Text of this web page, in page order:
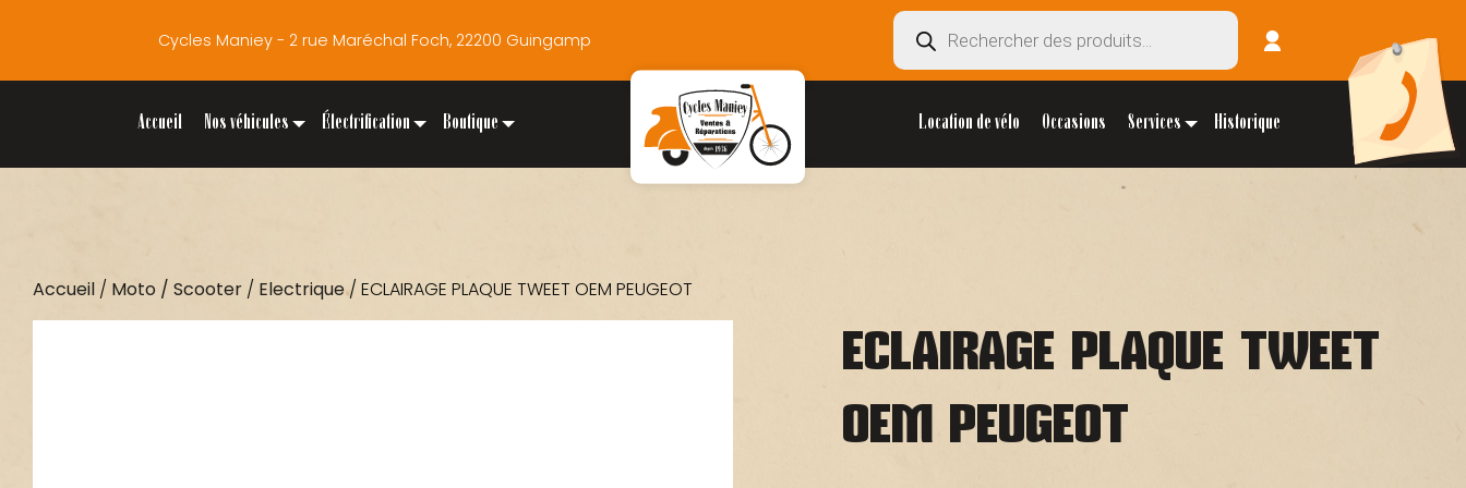
Cycles Maniey - 2 rue Maréchal Foch, 22200 Guingamp
Recherche
produits
Accueil Nos véhicules Électrification Boutique Location de vélo Occasions Services Historique
Accueil / Moto / Scooter / Electrique/ ECLAIRAGE PLAQUE TWEET OEM PEUGEOT
ECLAIRAGE PLAQUE TWEET
OEM PEUGEOT